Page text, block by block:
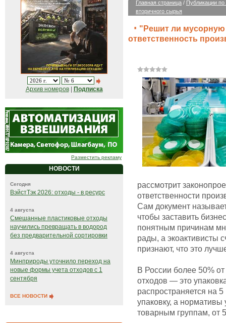
Архив номеров| Подписка
Разместить рекламу
НОВОСТИ
Сегодня
ВэйстТэк 2026: отходы - в ресурс
4 августа
Смешанные пластиковые отходы
научились превращать в водород
без предварительной сортировки
4 августа
Минприроды уточнило переход на
новые формы учета отходов с 1
сентября
ВСЕ НОВОСТИ
Главная страница / Публикации
вторичного сырья
"Решит ли мусорную
ответственность
рассмотрит
ответственности
Сам документ
чтобы заставить
понятным причинам
рады, а экоактивисты
признают, что это
В России более 50%
отходов — это
распространяется на
упаковку, а
товарным группам, от